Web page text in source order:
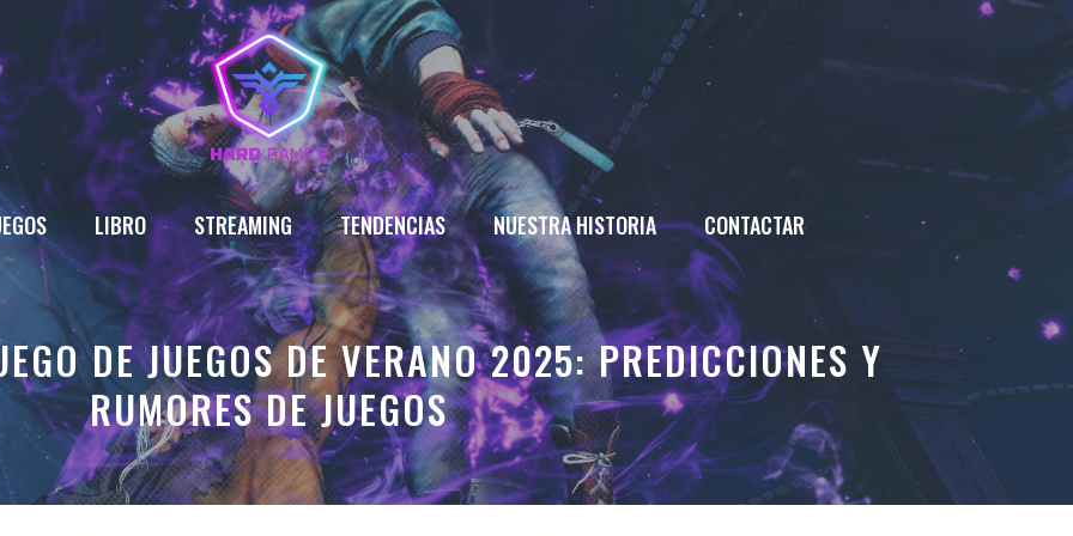
LIBRO STREAMING TENDENCIAS NUESTRA HISTORIA CONTACTAR
DE JUEGOS DE VERANO 2025: PREDICCIONES Y
RUMORES DE JUEGOS